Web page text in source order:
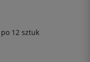
12 sztuk